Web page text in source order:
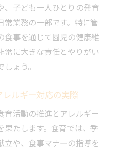
、子ども一人ひとりの発育
常業務の一部です。特に管
食事を通じて園児の健康維
常に大きな責任とやりがい
ょう。
ルギー対応の実際
育活動の推進とアレルギー
果たします。食育では、季
立や、食事マナーの指導を